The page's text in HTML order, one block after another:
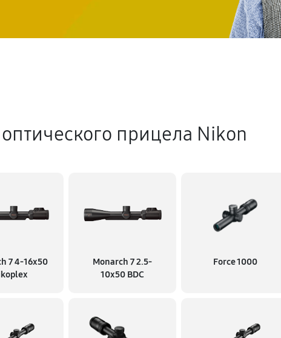
прицела Nikon
7 4-16x50
Monarch 7 2.5-
10x50 BDC
Force 1000